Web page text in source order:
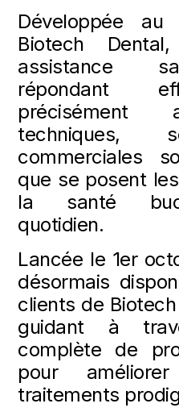
Développée
Biotech
assistance
répondant
précisément
techniques,
commerciales
que se posent
la santé
quotidien.
Lancée le 1er
désormais
clients de
guidant à
complète de
pour
traitements